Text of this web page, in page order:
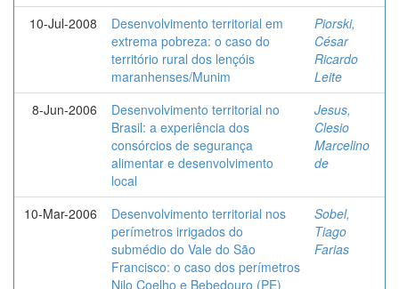
10-Jul-2008
Desenvolvimento territorial em
extrema pobreza: o caso do
território rural dos lençóis
maranhenses/Munim
Piorski,
César
Ricardo
Leite
8-Jun-2006
Desenvolvimento territorial no
Brasil: a experiência dos
consórcios de segurança
alimentar e desenvolvimento
local
Jesus,
Clesio
Marcelino
de
10-Mar-2006
Desenvolvimento territorial nos
perímetros irrigados do
submédio do Vale do São
Francisco: o caso dos perímetros
Nilo Coelho e Bebedouro (PE)
Sobel,
Tiago
Farias